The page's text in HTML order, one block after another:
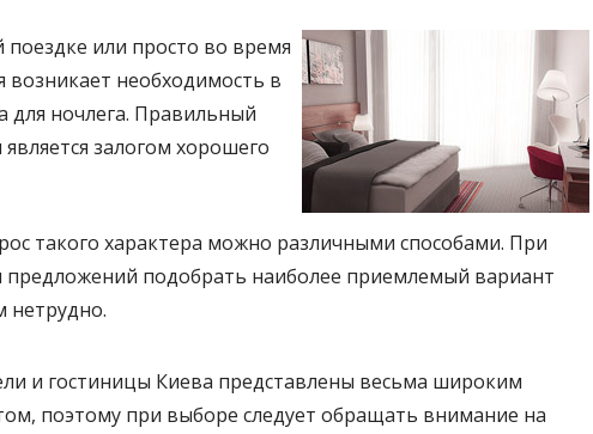
поездке или просто во время
возникает необходимость в
для ночлега. Правильный
залогом хорошего
такого характера можно различными способами. При
предложений подобрать наиболее приемлемый вариант
нетрудно.
и гостиницы Киева представлены весьма широким
поэтому при выборе следует обращать внимание на